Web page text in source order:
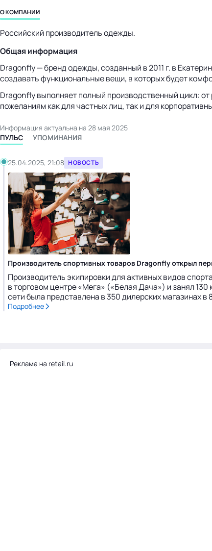
бизнес-центр
О КОМПАНИИ
Российский производитель одежды.
Общая информация
Dragonfly — бренд одежды, созданный в 2011 г. в
создавать функциональные вещи, в которых будет
Dragonfly выполняет полный производственный цикл:
пожеланиям как для частных лиц, так и для
Информация актуальна на 28 мая 2025
ПУЛЬС
УПОМИНАНИЯ
25.04.2025, 21:08 НОВОСТЬ
Производитель спортивных товаров Dragonfly открыл
Производитель экипировки для активных видов
в торговом центре «Мега» («Белая Дача») и занял
сети была представлена в 350 дилерских магазинах
Подробнее
Реклама на retail.ru